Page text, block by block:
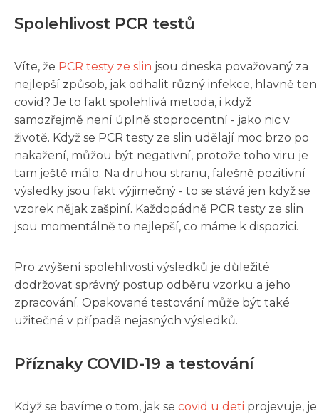
Spolehlivost PCR testů
Víte, že PCR testy ze slin jsou dneska považovaný za
nejlepší způsob, jak odhalit různý infekce, hlavně ten
covid? Je to fakt spolehlivá metoda, i když
samozřejmě není úplně stoprocentní - jako nic v
životě. Když se PCR testy ze slin udělají moc brzo po
nakažení, můžou být negativní, protože toho viru je
tam ještě málo. Na druhou stranu, falešně pozitivní
výsledky jsou fakt výjimečný - to se stává jen když se
vzorek nějak zašpiní. Každopádně PCR testy ze slin
jsou momentálně to nejlepší, co máme k dispozici.
Pro zvýšení spolehlivosti výsledků je důležité
dodržovat správný postup odběru vzorku a jeho
zpracování. Opakované testování může být také
užitečné v případě nejasných výsledků.
Příznaky COVID-19 a testování
Když se bavíme o tom, jak se covid u deti projevuje, je